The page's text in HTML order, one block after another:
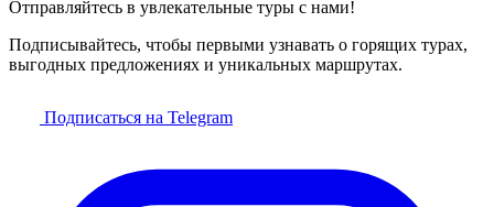
Отправляйтесь в увлекательные туры с нами!
Подписывайтесь, чтобы первыми узнавать о горящих турах,
выгодных предложениях и уникальных маршрутах.
Подписаться на Telegram